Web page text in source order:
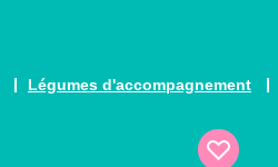
Légumes d'accompagnement